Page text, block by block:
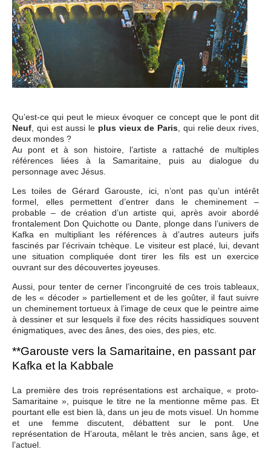
Qu’est-ce qui peut le mieux évoquer ce concept que le pont dit
Neuf , qui est aussi le plus vieux de Paris , qui relie deux rives,
deux mondes ?
Au pont et à son histoire, l’artiste a rattaché de multiples
références liées à la Samaritaine, puis au dialogue du
personnage avec Jésus.
Les toiles de Gérard Garouste, ici, n’ont pas qu’un intérêt
formel, elles permettent d’entrer dans le cheminement –
probable – de création d’un artiste qui, après avoir abordé
frontalement Don Quichotte ou Dante, plonge dans l’univers de
Kafka en multipliant les références à d’autres auteurs juifs
fascinés par l’écrivain tchèque. Le visiteur est placé, lui, devant
une situation compliquée dont tirer les fils est un exercice
ouvrant sur des découvertes joyeuses.
Aussi, pour tenter de cerner l’incongruité de ces trois tableaux,
de les « décoder » partiellement et de les goûter, il faut suivre
un cheminement tortueux à l’image de ceux que le peintre aime
à dessiner et sur lesquels il fixe des récits hassidiques souvent
énigmatiques, avec des ânes, des oies, des pies, etc.
**Garouste vers la Samaritaine, en passant par
Kafka et la Kabbale
La première des trois représentations est archaïque, « proto-
Samaritaine », puisque le titre ne la mentionne même pas. Et
pourtant elle est bien là, dans un jeu de mots visuel. Un homme
et une femme discutent, débattent sur le pont. Une
représentation de H’arouta, mêlant le très ancien, sans âge, et
l’actuel.